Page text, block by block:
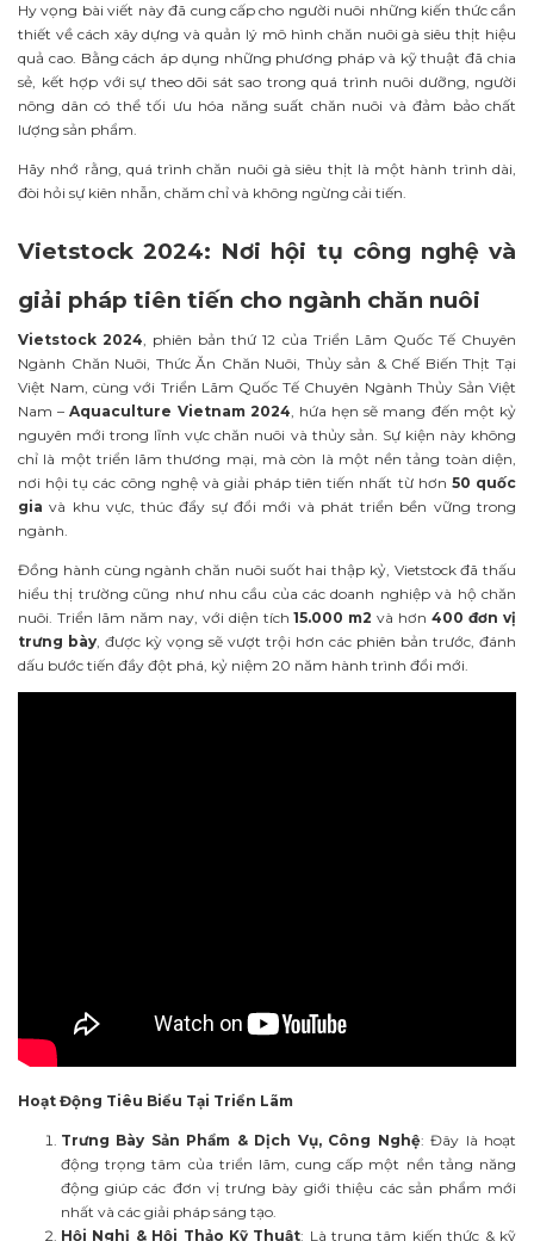
Hy vọng bài viết này đã cung cấp cho người nuôi những kiến thức cần
thiết về cách xây dựng và quản lý mô hình chăn nuôi gà siêu thịt hiệu
quả cao. Bằng cách áp dụng những phương pháp và kỹ thuật đã chia
sẻ, kết hợp với sự theo dõi sát sao trong quá trình nuôi dưỡng, người
nông dân có thể tối ưu hóa năng suất chăn nuôi và đảm bảo chất
lượng sản phẩm.
Hãy nhớ rằng, quá trình chăn nuôi gà siêu thịt là một hành trình dài,
đòi hỏi sự kiên nhẫn, chăm chỉ và không ngừng cải tiến.
Vietstock 2024: Nơi hội tụ công nghệ và
giải pháp tiên tiến cho ngành chăn nuôi
Vietstock 2024 , phiên bản thứ 12 của Triển Lãm Quốc Tế Chuyên
Ngành Chăn Nuôi, Thức Ăn Chăn Nuôi, Thủy sản & Chế Biến Thịt Tại
Việt Nam, cùng với Triển Lãm Quốc Tế Chuyên Ngành Thủy Sản Việt
Nam –Aquaculture Vietnam 2024 , hứa hẹn sẽ mang đến một kỷ
nguyên mới trong lĩnh vực chăn nuôi và thủy sản. Sự kiện này không
chỉ là một triển lãm thương mại, mà còn là một nền tảng toàn diện,
nơi hội tụ các công nghệ và giải pháp tiên tiến nhất từ hơn 50 quốc
gia và khu vực, thúc đẩy sự đổi mới và phát triển bền vững trong
ngành.
Đồng hành cùng ngành chăn nuôi suốt hai thập kỷ, Vietstock đã thấu
hiểu thị trường cũng như nhu cầu của các doanh nghiệp và hộ chăn
nuôi. Triển lãm năm nay, với diện tích 15.000 m2 và hơn400 đơn vị
trưng bày , được kỳ vọng sẽ vượt trội hơn các phiên bản trước, đánh
dấu bước tiến đầy đột phá, kỷ niệm 20 năm hành trình đổi mới.
Hoạt Động Tiêu Biểu Tại Triển Lãm
Trưng Bày Sản Phẩm & Dịch Vụ, Công Nghệ: Đây là hoạt
động trọng tâm của triển lãm, cung cấp một nền tảng năng
động giúp các đơn vị trưng bày giới thiệu các sản phẩm mới
nhất và các giải pháp sáng tạo.
Hội Nghị & Hội Thảo Kỹ Thuật: Là trung tâm kiến thức & kỹ